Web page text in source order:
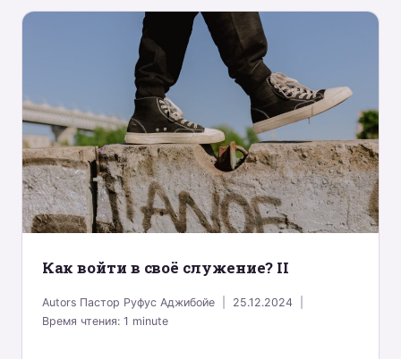
Как войти в своё служение? II
Autors Пастор Руфус Аджибойе
25.12.2024
Время чтения:1 minute